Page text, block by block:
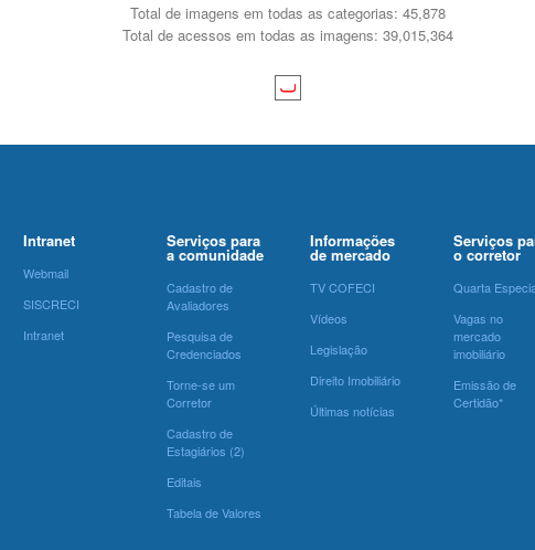
Total de imagens em todas as categorias: 45,878
Total de acessos em todas as imagens: 39,015,364
Intranet
Webmail
SISCRECI
Intranet
Serviços para
a comunidade
Cadastro de
Avaliadores
Pesquisa de
Credenciados
Torne-se um
Corretor
Cadastro de
Estagiários (2)
Editais
Tabela de Valores
Informações
de mercado
TV COFECI
Vídeos
Legislação
Direito Imobiliário
Últimas notícias
Serviços
o corretor
Quarta
Vagas no
mercado
imobiliário
Emissão de
Certidão*